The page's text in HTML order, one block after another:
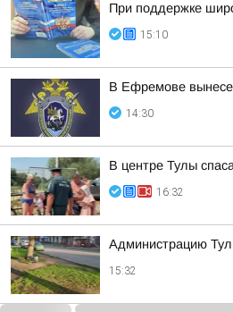
При поддержке
15:10
В Ефремове
14:30
В центре Тулы
16:32
Администрацию
15:32